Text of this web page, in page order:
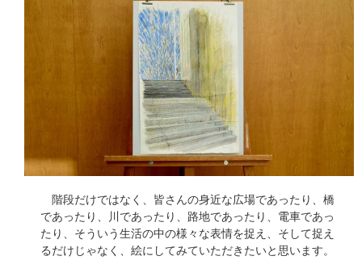
階段だけではなく、皆さんの身近な広場であったり、橋
であったり、川であったり、路地であったり、電車であっ
たり、そういう生活の中の様々な表情を捉え、そして捉え
るだけじゃなく、絵にしてみていただきたいと思います。